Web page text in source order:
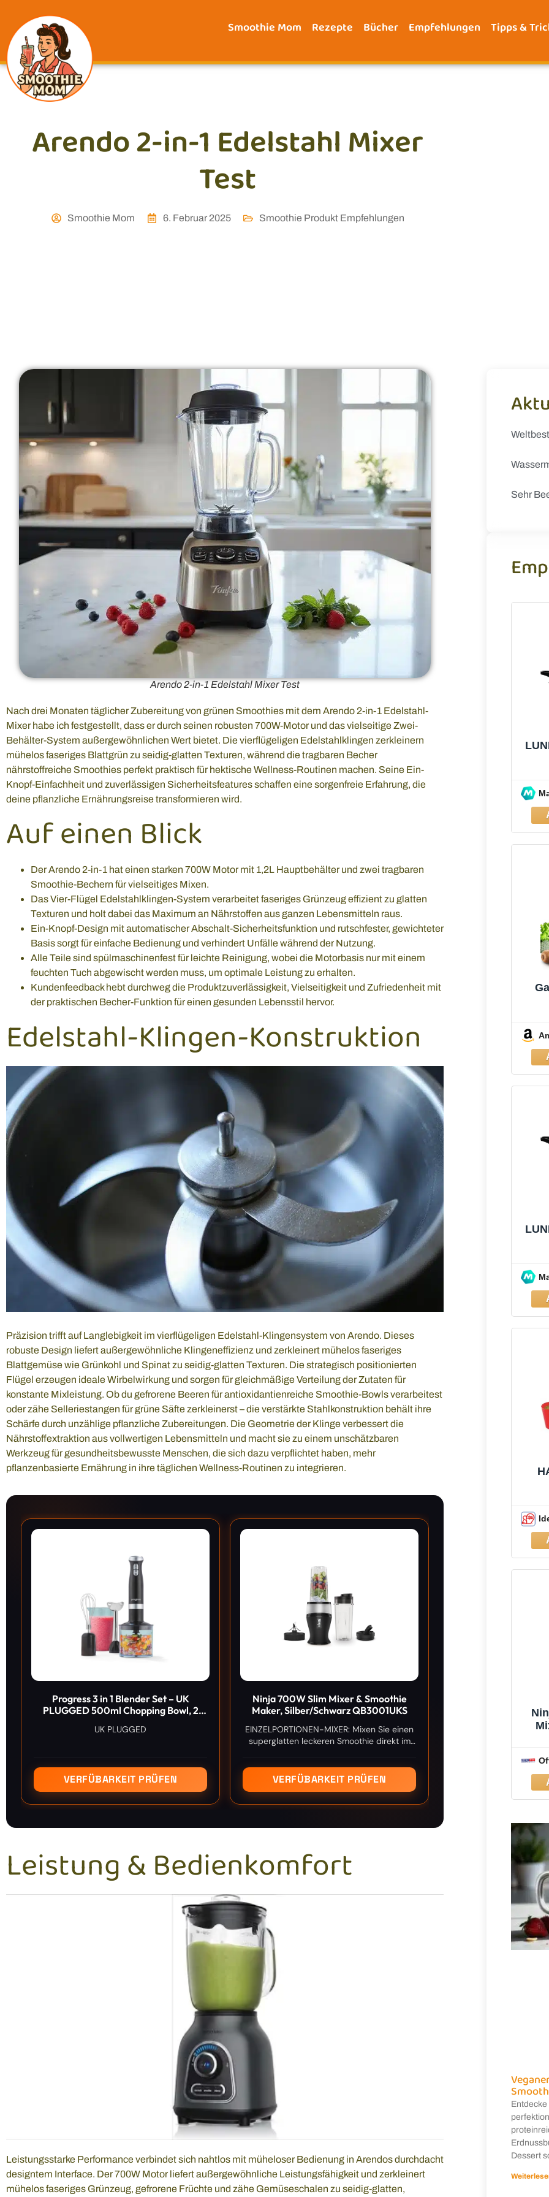
Smoothie Mom Rezepte Bücher Empfehlungen Tipps &
Arendo 2-in-1 Edelstahl Mixer
Test
Smoothie Mom 6. Februar 2025 Smoothie Produkt Empfehlungen
Arendo 2-in-1 Edelstahl Mixer Test
Nach drei Monaten täglicher Zubereitung von grünen Smoothies mit dem Arendo 2-in-1 Edelstahl-
Mixer habe ich festgestellt, dass er durch seinen robusten 700W-Motor und das vielseitige Zwei-
Behälter-System außergewöhnlichen Wert bietet. Die vierflügeligen Edelstahlklingen zerkleinern
mühelos faseriges Blattgrün zu seidig-glatten Texturen, während die tragbaren Becher
nährstoffreiche Smoothies perfekt praktisch für hektische Wellness-Routinen machen. Seine Ein-
Knopf-Einfachheit und zuverlässigen Sicherheitsfeatures schaffen eine sorgenfreie Erfahrung, die
deine pflanzliche Ernährungsreise transformieren wird.
Auf einen Blick
Der Arendo 2-in-1 hat einen starken 700W Motor mit 1,2L Hauptbehälter und zwei tragbaren
Smoothie-Bechern für vielseitiges Mixen.
Das Vier-Flügel Edelstahlklingen-System verarbeitet faseriges Grünzeug effizient zu glatten
Texturen und holt dabei das Maximum an Nährstoffen aus ganzen Lebensmitteln raus.
Ein-Knopf-Design mit automatischer Abschalt-Sicherheitsfunktion und rutschfester, gewichteter
Basis sorgt für einfache Bedienung und verhindert Unfälle während der Nutzung.
Alle Teile sind spülmaschinenfest für leichte Reinigung, wobei die Motorbasis nur mit einem
feuchten Tuch abgewischt werden muss, um optimale Leistung zu erhalten.
Kundenfeedback hebt durchweg die Produktzuverlässigkeit, Vielseitigkeit und Zufriedenheit mit
der praktischen Becher-Funktion für einen gesunden Lebensstil hervor.
Edelstahl-Klingen-Konstruktion
Präzision trifft auf Langlebigkeit im vierflügeligen Edelstahl-Klingensystem von Arendo. Dieses
robuste Design liefert außergewöhnliche Klingeneffizienz und zerkleinert mühelos faseriges
Blattgemüse wie Grünkohl und Spinat zu seidig-glatten Texturen. Die strategisch positionierten
Flügel erzeugen ideale Wirbelwirkung und sorgen für gleichmäßige Verteilung der Zutaten für
konstante Mixleistung. Ob du gefrorene Beeren für antioxidantienreiche Smoothie-Bowls verarbeitest
oder zähe Selleriestangen für grüne Säfte zerkleinerst – die verstärkte Stahlkonstruktion behält ihre
Schärfe durch unzählige pflanzliche Zubereitungen. Die Geometrie der Klinge verbessert die
Nährstoffextraktion aus vollwertigen Lebensmitteln und macht sie zu einem unschätzbaren
Werkzeug für gesundheitsbewusste Menschen, die sich dazu verpflichtet haben, mehr
pflanzenbasierte Ernährung in ihre täglichen Wellness-Routinen zu integrieren.
Progress 3 in 1 Blender Set – UK
PLUGGED 500ml Chopping Bowl, 2
700W, Stainless Steel Blending Rod &
UK PLUGGED
VERFÜBARKEIT PRÜFEN
Ninja 700W Slim Mixer & Smoothie
Maker, Silber/Schwarz QB3001UKS
EINZELPORTIONEN-MIXER: Mixen Sie einen
superglatten leckeren Smoothie direkt im
VERFÜBARKEIT PRÜFEN
Leistung & Bedienkomfort
Leistungsstarke Performance verbindet sich nahtlos mit müheloser Bedienung in Arendos durchdacht
designtem Interface. Der 700W Motor liefert außergewöhnliche Leistungsfähigkeit und zerkleinert
mühelos faseriges Grünzeug, gefrorene Früchte und zähe Gemüseschalen zu seidig-glatten,
Sehr
Dessert